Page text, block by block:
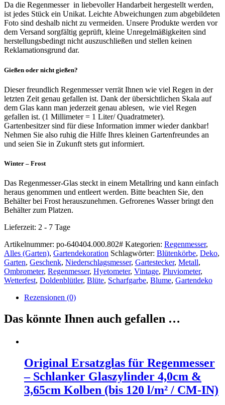
Da die Regenmesser in liebevoller Handarbeit hergestellt werden,
ist jedes Stück ein Unikat. Leichte Abweichungen zum abgebildeten
Foto sind deshalb nicht zu vermeiden. Unsere Produkte werden vor
dem Versand sorgfältig geprüft, kleine Unregelmäßigkeiten sind
herstellungsbedingt nicht auszuschließen und stellen keinen
Reklamationsgrund dar.
Gießen oder nicht gießen?
Dieser freundlich Regenmesser verrät Ihnen wie viel Regen in der
letzten Zeit genau gefallen ist. Dank der übersichtlichen Skala auf
dem Glas kann man jederzeit genau ablesen, wie viel Regen
gefallen ist. (1 Millimeter = 1 Liter/ Quadratmeter).
Gartenbesitzer sind für diese Information immer wieder dankbar!
Nehmen Sie also ruhig die Hilfe Ihres kleinen Gartenfreundes an
und seien Sie in Zukunft stets gut informiert.
Winter – Frost
Das Regenmesser-Glas steckt in einem Metallring und kann einfach
heraus genommen und entleert werden. Bitte beachten Sie, den
Behälter bei Frost herauszunehmen. Gefrorenes Wasser bringt den
Behälter zum Platzen.
Lieferzeit: 2 - 7 Tage
Artikelnummer: po-640404.000.802# Kategorien: Regenmesser,
Alles (Garten), Gartendekoration Schlagwörter: Blütenkörbe, Deko,
Garten, Geschenk, Niederschlagsmesser, Gartestecker, Metall,
Ombrometer, Regenmesser, Hyetometer, Vintage, Pluviometer,
Wetterfest, Doldenblütler, Blüte, Scharfgarbe, Blume, Gartendeko
Rezensionen (0)
Das könnte Ihnen auch gefallen …
Original Ersatzglas für Regenmesser
– Schlanker Glaszylinder 4,0cm &
3,65cm Kolben (bis 120 l/m² / CM-IN)